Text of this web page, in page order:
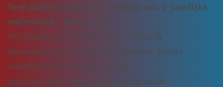
Veel andere aanbieders werken met 2-jaarlijks
onderhoud – hoe zit dit?
Wij bieden zowel 2-jaarlijks (Veilig &
Betrouwbaar) als jaarlijks (Garantie Zeker)
onderhoud, zodat jouw toestel
optimaal blijft functioneren volgens de